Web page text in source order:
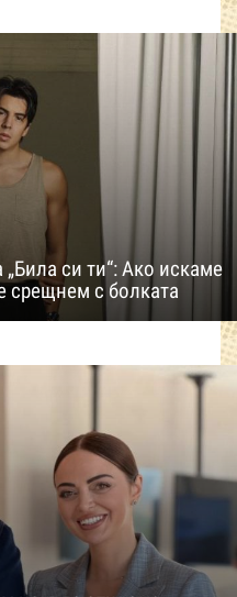
си ти“: Ако искаме
срещнем с болката